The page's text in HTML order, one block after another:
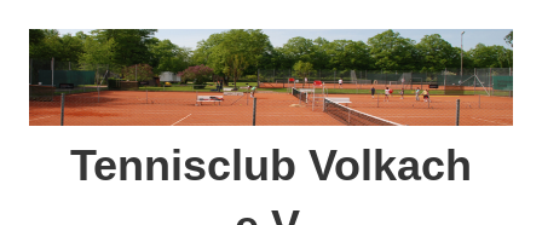
Inhalt
springen
Tennisclub Volkach